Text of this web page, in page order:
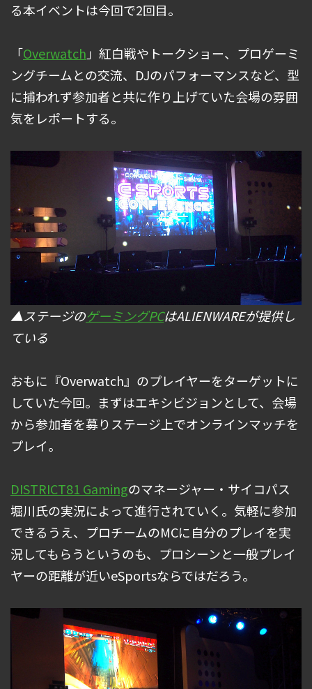
る本イベントは今回で2回目。
「Overwatch」紅白戦やトークショー、プロゲーミ
ングチームとの交流、DJのパフォーマンスなど、型
に捕われず参加者と共に作り上げていた会場の雰囲
気をレポートする。
▲ステージのゲーミングPCはALIENWAREが提供し
ている
おもに『Overwatch』のプレイヤーをターゲットに
していた今回。まずはエキシビジョンとして、会場
から参加者を募りステージ上でオンラインマッチを
プレイ。
DISTRICT81 Gamingのマネージャー・サイコパス
堀川氏の実況によって進行されていく。気軽に参加
できるうえ、プロチームのMCに自分のプレイを実
況してもらうというのも、プロシーンと一般プレイ
ヤーの距離が近いeSportsならではだろう。